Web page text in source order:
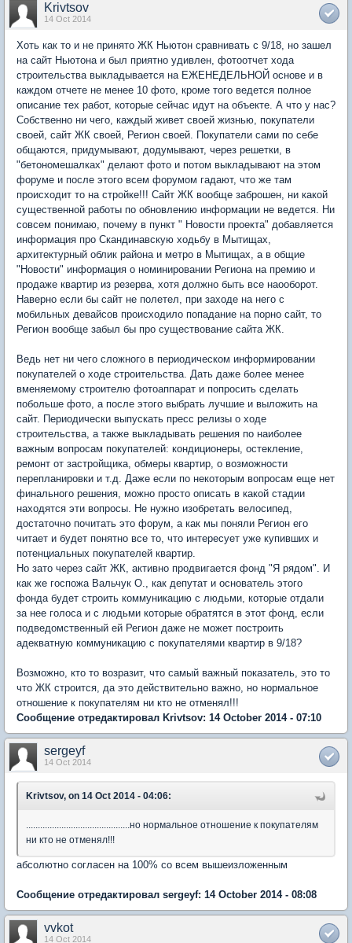
Krivtsov
14 Oct 2014
Хоть как то и не принято ЖК Ньютон сравнивать с 9/18, но зашел
на сайт Ньютона и был приятно удивлен, фотоотчет хода
строительства выкладывается на ЕЖЕНЕДЕЛЬНОЙ основе и в
каждом отчете не менее 10 фото, кроме того ведется полное
описание тех работ, которые сейчас идут на объекте. А что у нас?
Собственно ни чего, каждый живет своей жизнью, покупатели
своей, сайт ЖК своей, Регион своей. Покупатели сами по себе
общаются, придумывают, додумывают, через решетки, в
"бетономешалках" делают фото и потом выкладывают на этом
форуме и после этого всем форумом гадают, что же там
происходит то на стройке!!! Сайт ЖК вообще заброшен, ни какой
существенной работы по обновлению информации не ведется. Ни
совсем понимаю, почему в пункт " Новости проекта" добавляется
информация про Скандинавскую ходьбу в Мытищах,
архитектурный облик района и метро в Мытищах, а в общие
"Новости" информация о номинировании Региона на премию и
продаже квартир из резерва, хотя должно быть все наооборот.
Наверно если бы сайт не полетел, при заходе на него с
мобильных девайсов происходило попадание на порно сайт, то
Регион вообще забыл бы про существование сайта ЖК.
Ведь нет ни чего сложного в периодическом информировании
покупателей о ходе строительства. Дать даже более менее
вменяемому строителю фотоаппарат и попросить сделать
побольше фото, а после этого выбрать лучшие и выложить на
сайт. Периодически выпускать пресс релизы о ходе
строительства, а также выкладывать решения по наиболее
важным вопросам покупателей: кондиционеры, остекление,
ремонт от застройщика, обмеры квартир, о возможности
перепланировки и т.д. Даже если по некоторым вопросам еще нет
финального решения, можно просто описать в какой стадии
находятся эти вопросы. Не нужно изобретать велосипед,
достаточно почитать это форум, а как мы поняли Регион его
читает и будет понятно все то, что интересует уже купивших и
потенциальных покупателей квартир.
Но зато через сайт ЖК, активно продвигается фонд "Я рядом". И
как же госпожа Вальчук О., как депутат и основатель этого
фонда будет строить коммуникацию с людьми, которые отдали
за нее голоса и с людьми которые обратятся в этот фонд, если
подведомственный ей Регион даже не может построить
адекватную коммуникацию с покупателями квартир в 9/18?
Возможно, кто то возразит, что самый важный показатель, это то
что ЖК строится, да это действительно важно, но нормальное
отношение к покупателям ни кто не отменял!!!
Сообщение отредактировал Krivtsov: 14 October 2014 - 07:10
sergeyf
14 Oct 2014
Krivtsov, on 14 Oct 2014 - 04:06:
............................................но нормальное отношение к покупателям
ни кто не отменял!!!
абсолютно согласен на 100% со всем вышеизложенным
Сообщение отредактировал sergeyf: 14 October 2014 - 08:08
vvkot
14 Oct 2014